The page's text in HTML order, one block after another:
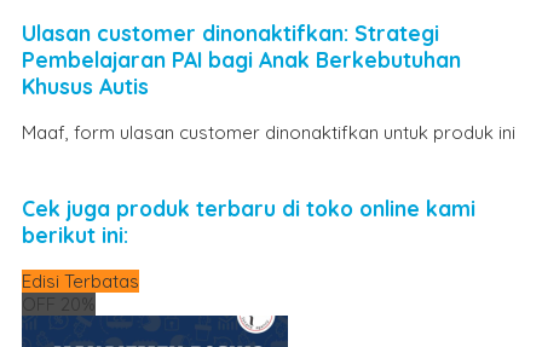
Ulasan customer dinonaktifkan: Strategi
Pembelajaran PAI bagi Anak Berkebutuhan
Khusus Autis
Maaf, form ulasan customer dinonaktifkan untuk produk ini
Cek juga produk terbaru di toko online kami
berikut ini:
Edisi Terbatas
OFF 20%